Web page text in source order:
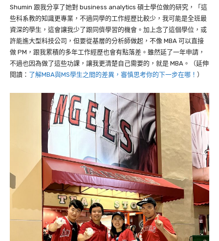
Shumin 跟我分享了她對 business analytics 碩士學位做的研究，「這
些科系教的知識更專業，不過同學的工作經歷比較少，我可能是全班最
資深的學生，這會讓我少了跟同儕學習的機會。加上念了這個學位，或
許能進大型科技公司，但要從基層的分析師做起，不像 MBA 可以直接
做 PM，跟我累積的多年工作經歷也會有點落差。雖然延了一年申請，
不過也因為做了這些功課，讓我更清楚自己需要的，就是 MBA。（延伸
閱讀： 了解MBA與MS學生之間的差異，審慎思考你的下一步在哪！ ）